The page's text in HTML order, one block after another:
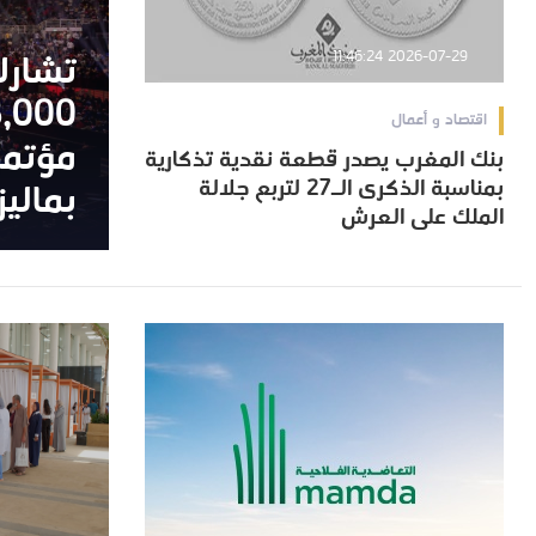
2026-07-29 11:46:24
اقتصاد و أعمال
بنك المغرب يصدر قطعة نقدية تذكارية
بمناسبة الذكرى الـ27 لتربع جلالة
الملك على العرش
بنك المغرب يصدر قطعة نقدية تذكارية
بمناسبة الذكرى الـ27 لتربع جلالة
الملك على العرش